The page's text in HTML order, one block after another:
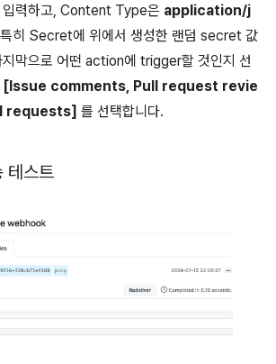
입력하고, Content Type은 application/j
히 Secret에 위에서 생성한 랜덤 secret 값
지막으로 어떤 action에 trigger할 것인지 선
[Issue comments, Pull request revie
requests] 를 선택합니다.
스트